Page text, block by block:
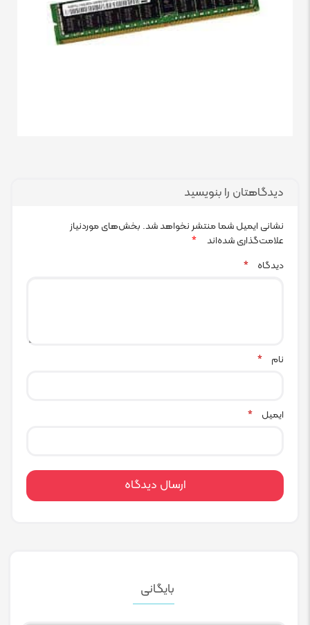
دیدگاهتان را بنویسید
نشانی ایمیل شما منتشر نخواهد شد. بخش‌های موردنیاز
علامت‌گذاری شده‌اند
*
دیدگاه
*
نام *
ایمیل *
بایگانی